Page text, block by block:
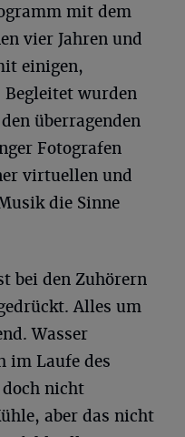
mit dem
vier Jahren und
einigen,
wurden
überragenden
Fotografen
virtuellen und
die Sinne
bei den Zuhörern
Alles um
Wasser
im Laufe des
doch nicht
aber das nicht